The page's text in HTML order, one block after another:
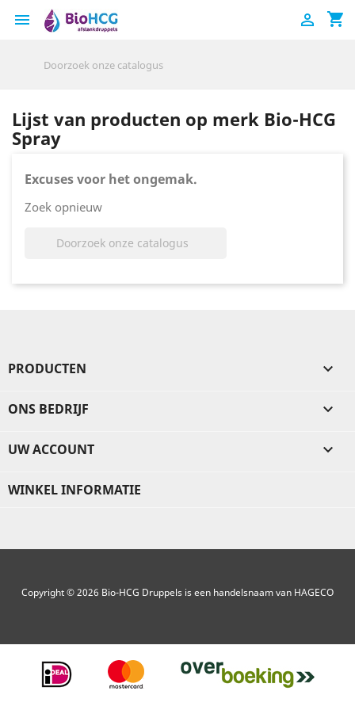
 shopping_cart

Lijst van producten op merk Bio-HCG
Spray
Excuses voor het ongemak.
Zoek opnieuw
PRODUCTEN 
ONS BEDRIJF 
UW ACCOUNT 
WINKEL INFORMATIE
Copyright © 2026 Bio-HCG Druppels is een handelsnaam van HAGECO